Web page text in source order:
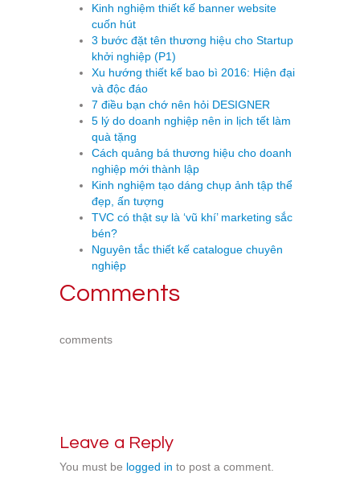
Kinh nghiệm thiết kế banner website
cuốn hút
3 bước đặt tên thương hiệu cho Startup
khởi nghiệp (P1)
Xu hướng thiết kế bao bì 2016: Hiện đại
và độc đáo
7 điều bạn chớ nên hỏi DESIGNER
5 lý do doanh nghiệp nên in lịch tết làm
quà tặng
Cách quảng bá thương hiệu cho doanh
nghiệp mới thành lập
Kinh nghiệm tạo dáng chụp ảnh tập thể
đẹp, ấn tượng
TVC có thật sự là ‘vũ khí’ marketing sắc
bén?
Nguyên tắc thiết kế catalogue chuyên
nghiệp
Comments
comments
Leave a Reply
You must be logged in to post a comment.